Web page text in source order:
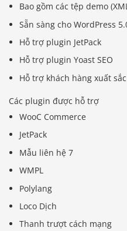
Bao gồm các tệp demo
Sẵn sàng cho WordPress
Hỗ trợ plugin JetPack
Hỗ trợ plugin Yoast SEO
Hỗ trợ khách hàng xuất sắc
Các plugin được hỗ trợ
WooC Commerce
JetPack
Mẫu liên hệ 7
WMPL
Polylang
Loco Dịch
Thanh trượt cách mạng